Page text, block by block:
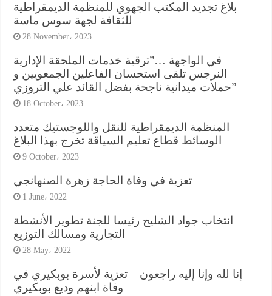
بلاغ تجديد المكتب الجهوي للمنظمة الديمقراطية
للثقافة لجهة سوس ماسة
28 November، 2023
في الواجهة …”ترقية خدمات الملحقة الإدارية
النرجس تلقى استحسان الفاعلين الجمعويين و
حملات ميدانية ناجحة بفضل القائد علي التروزي”
18 October، 2023
المنظمة الديمقراطية للنقل واللوجستيك متعدد
الوسائط قطاع تعليم السياقة تخرج بهذا البلاغ
9 October، 2023
تعزية في وفاة الحاجة زهرة الصنهانجي
1 June، 2022
انتخاب جواد الشليح رئيسا للجنة تطوير الأنشطة
التجارية ومسالك التوزيع
28 May، 2022
إنا لله وإنا إليه راجعون – تعزية لأسرة بوبكيري في
وفاة ابنهم وديع بوبكيري